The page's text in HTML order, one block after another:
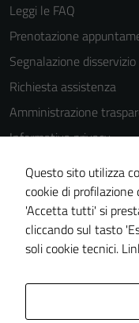
Leggi le FAQ
Prenotazione
Segnalazione disservizio
Richiesta assistenza
Amministrazione
Informativa privacy
Cookie Policy
Note legali
Dichiarazione di
Piano di miglioramento
Questo sito utilizza
cookie di
'Accetta tutti' si
cliccando sul tasto
soli cookie tecnici.